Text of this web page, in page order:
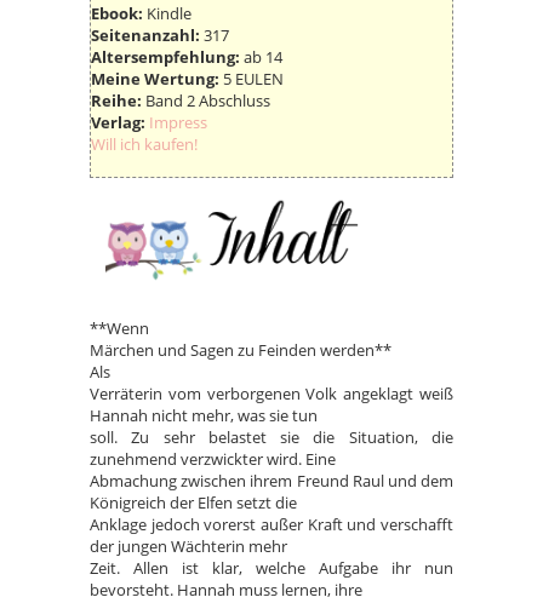
Ebook: Kindle
Seitenanzahl: 317
Altersempfehlung: ab 14
Meine Wertung: 5 EULEN
Reihe: Band 2 Abschluss
Verlag: Impress
Will ich kaufen!
**Wenn
Märchen und Sagen zu Feinden werden**
Als
Verräterin vom verborgenen Volk angeklagt weiß
Hannah nicht mehr, was sie tun
soll. Zu sehr belastet sie die Situation, die
zunehmend verzwickter wird. Eine
Abmachung zwischen ihrem Freund Raul und dem
Königreich der Elfen setzt die
Anklage jedoch vorerst außer Kraft und verschafft
der jungen Wächterin mehr
Zeit. Allen ist klar, welche Aufgabe ihr nun
bevorsteht. Hannah muss lernen, ihre